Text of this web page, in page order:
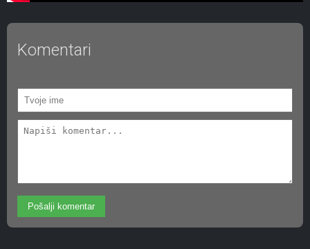
Komentari
Pošalji komentar